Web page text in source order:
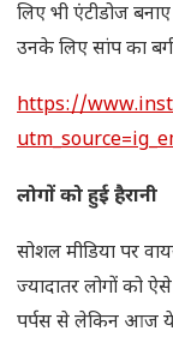
लिए भी एंटीडोज
उनके लिए सांप का
https://
लोगों को हुई हैरानी
सोशल मीडिया पर
ज्यादातर लोगों को
पर्पस से लेकिन आज